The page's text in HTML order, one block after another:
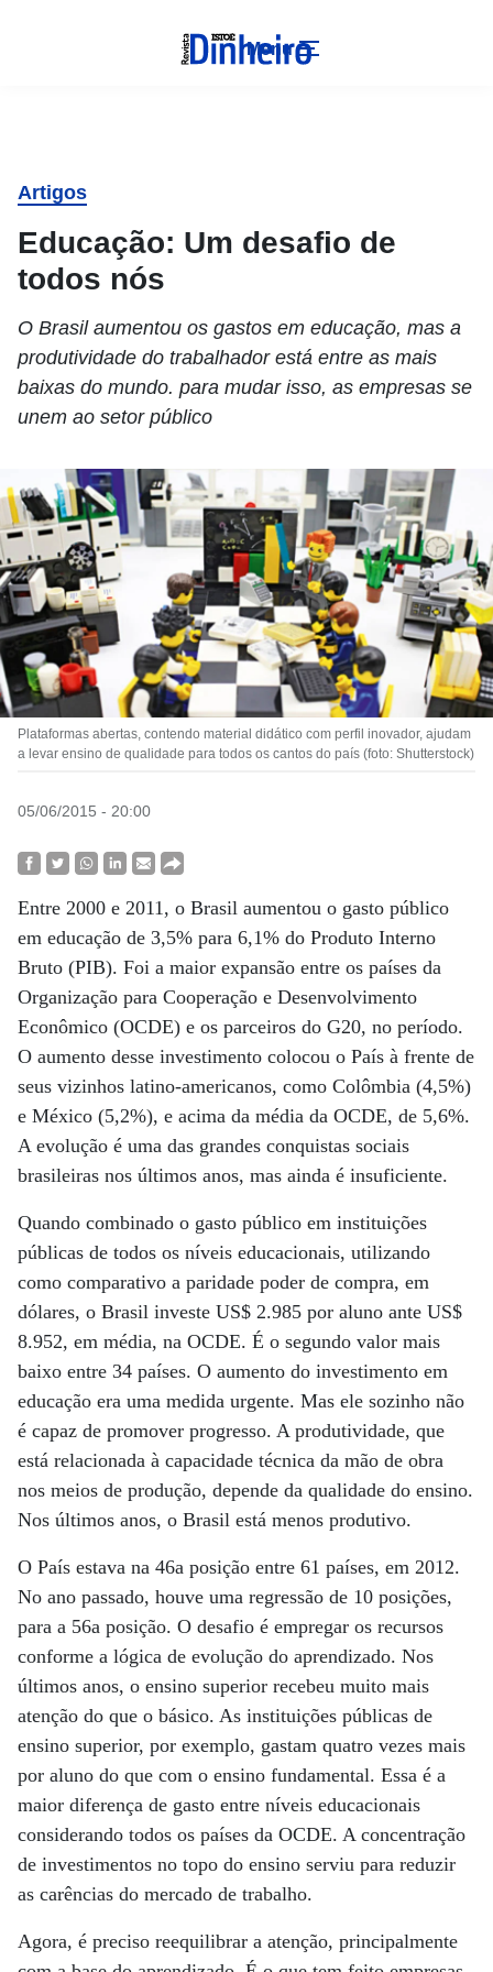
Menu
Artigos
Educação: Um desafio de
todos nós
O Brasil aumentou os gastos em educação, mas a
produtividade do trabalhador está entre as mais
baixas do mundo. para mudar isso, as empresas se
unem ao setor público
Plataformas abertas, contendo material didático com perfil inovador, ajudam
a levar ensino de qualidade para todos os cantos do país (foto: Shutterstock)
05/06/2015 - 20:00
Entre 2000 e 2011, o Brasil aumentou o gasto público
em educação de 3,5% para 6,1% do Produto Interno
Bruto (PIB). Foi a maior expansão entre os países da
Organização para Cooperação e Desenvolvimento
Econômico (OCDE) e os parceiros do G20, no período.
O aumento desse investimento colocou o País à frente de
seus vizinhos latino-americanos, como Colômbia (4,5%)
e México (5,2%), e acima da média da OCDE, de 5,6%.
A evolução é uma das grandes conquistas sociais
brasileiras nos últimos anos, mas ainda é insuficiente.
Quando combinado o gasto público em instituições
públicas de todos os níveis educacionais, utilizando
como comparativo a paridade poder de compra, em
dólares, o Brasil investe US$ 2.985 por aluno ante US$
8.952, em média, na OCDE. É o segundo valor mais
baixo entre 34 países. O aumento do investimento em
educação era uma medida urgente. Mas ele sozinho não
é capaz de promover progresso. A produtividade, que
está relacionada à capacidade técnica da mão de obra
nos meios de produção, depende da qualidade do ensino.
Nos últimos anos, o Brasil está menos produtivo.
O País estava na 46a posição entre 61 países, em 2012.
No ano passado, houve uma regressão de 10 posições,
para a 56a posição. O desafio é empregar os recursos
conforme a lógica de evolução do aprendizado. Nos
últimos anos, o ensino superior recebeu muito mais
atenção do que o básico. As instituições públicas de
ensino superior, por exemplo, gastam quatro vezes mais
por aluno do que com o ensino fundamental. Essa é a
maior diferença de gasto entre níveis educacionais
considerando todos os países da OCDE. A concentração
de investimentos no topo do ensino serviu para reduzir
as carências do mercado de trabalho.
Agora, é preciso reequilibrar a atenção, principalmente